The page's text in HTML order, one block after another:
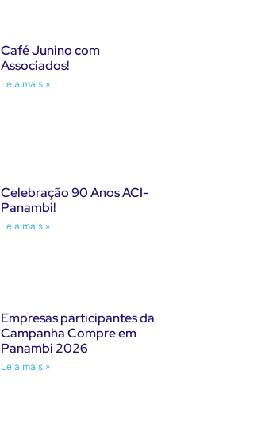
Café Junino com
Associados!
Leia mais »
Celebração 90 Anos ACI-
Panambi!
Leia mais »
Empresas participantes da
Campanha Compre em
Panambi 2026
Leia mais »